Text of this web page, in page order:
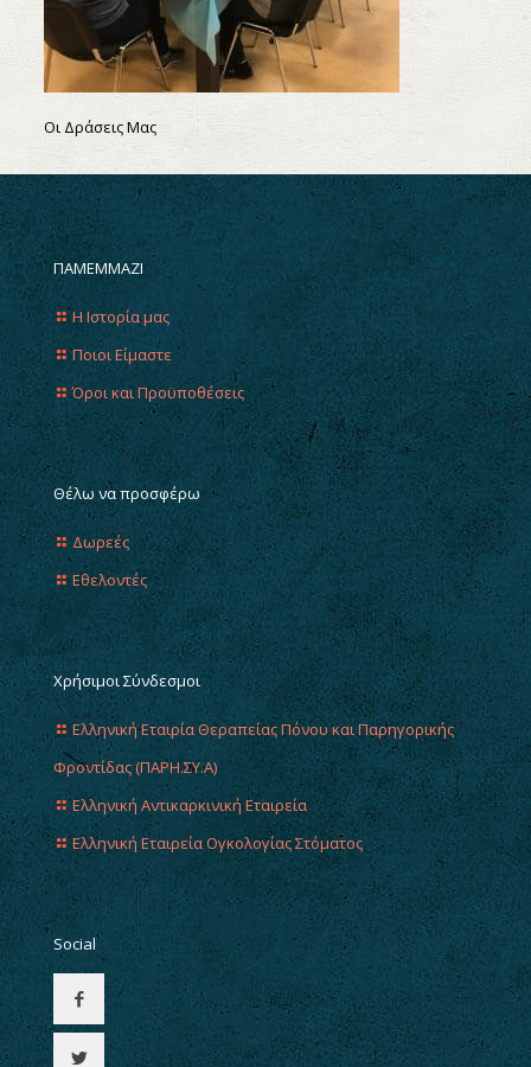
Οι Δράσεις Μας
ΠΑΜΕΜΜΑΖΙ
Η Ιστορία μας
Ποιοι Είμαστε
Όροι και Προϋποθέσεις
Θέλω να προσφέρω
Δωρεές
Εθελοντές
Χρήσιμοι Σύνδεσμοι
Ελληνική Εταιρία Θεραπείας Πόνου και Παρηγορικής
Φροντίδας (ΠΑΡΗ.ΣΥ.Α)
Ελληνική Αντικαρκινική Εταιρεία
Ελληνική Εταιρεία Ογκολογίας Στόματος
Social